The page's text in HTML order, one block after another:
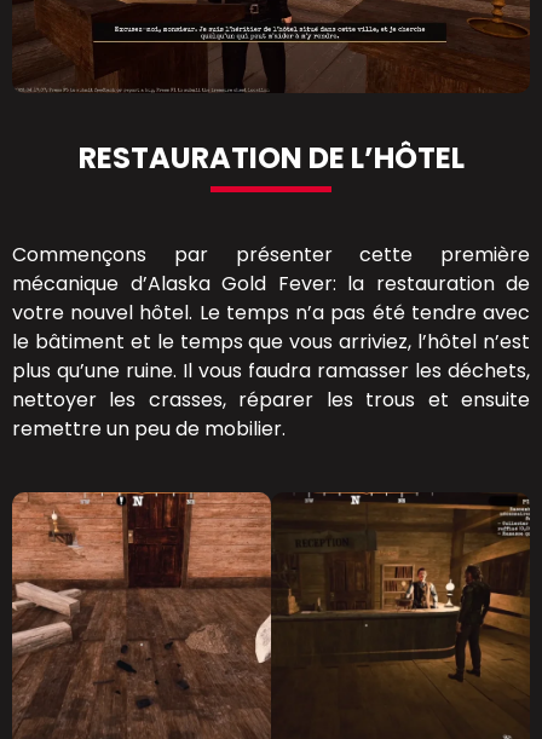
RESTAURATION DE L’HÔTEL
Commençons par présenter cette première
mécanique d’Alaska Gold Fever: la restauration de
votre nouvel hôtel. Le temps n’a pas été tendre avec
le bâtiment et le temps que vous arriviez, l’hôtel n’est
plus qu’une ruine. Il vous faudra ramasser les déchets,
nettoyer les crasses, réparer les trous et ensuite
remettre un peu de mobilier.